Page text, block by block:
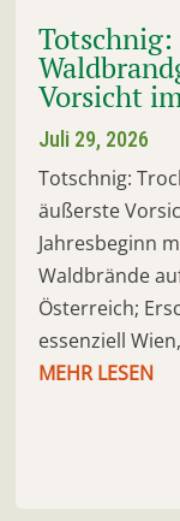
Vorsicht
Juli 29, 2026
Totschnig:
äußerste
Jahresbeginn
Waldbrände
Österreich;
essenziell
MEHR LESEN